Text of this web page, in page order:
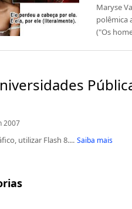
Maryse
polêmica
("Os
2007
utilizar Flash 8.... Saiba mais